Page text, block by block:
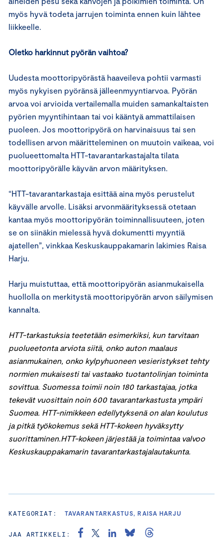
myös hyvä todeta jarrujen toiminta ennen kuin lähtee
liikkeelle.
Oletko harkinnut pyörän vaihtoa?
Uudesta moottoripyörästä haaveileva pohtii varmasti
myös nykyisen pyöränsä jälleenmyyntiarvoa. Pyörän
arvoa voi arvioida vertailemalla muiden samankaltaisten
pyörien myyntihintaan tai voi kääntyä ammattilaisen
puoleen. Jos moottoripyörä on harvinaisuus tai sen
todellisen arvon määritteleminen on muutoin vaikeaa, voi
puolueettomalta HTT-tavarantarkastajalta tilata
moottoripyörälle käyvän arvon määrityksen.
“HTT-tavarantarkastaja esittää aina myös perustelut
käyvälle arvolle. Lisäksi arvonmäärityksessä otetaan
kantaa myös moottoripyörän toiminnallisuuteen, joten
se on siinäkin mielessä hyvä dokumentti myyntiä
ajatellen”, vinkkaa Keskuskauppakamarin lakimies Raisa
Harju.
Harju muistuttaa, että moottoripyörän asianmukaisella
huollolla on merkitystä moottoripyörän arvon säilymisen
kannalta.
HTT-tarkastuksia teetetään esimerkiksi, kun tarvitaan
puolueetonta arviota siitä, onko auton maalaus
asianmukainen, onko kylpyhuoneen vesieristykset tehty
normien mukaisesti tai vastaako tuotantolinjan toiminta
sovittua. Suomessa toimii noin 180 tarkastajaa, jotka
tekevät vuosittain noin 600 tavarantarkastusta ympäri
Suomea. HTT-nimikkeen edellytyksenä on alan koulutus
ja pitkä työkokemus sekä HTT-kokeen hyväksytty
suorittaminen.HTT-kokeen järjestää ja toimintaa valvoo
Keskuskauppakamarin tavarantarkastajalautakunta.
KATEGORIAT: TAVARANTARKASTUS, RAISA HARJU
JAA ARTIKKELI: